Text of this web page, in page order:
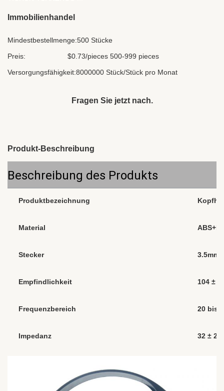
Immobilienhandel
Mindestbestellmenge:500 Stücke
Preis:
$0.73/pieces 500-999 pieces
Versorgungsfähigkeit:8000000 Stück/Stück pro Monat
Fragen Sie jetzt nach.
Produkt-Beschreibung
Beschreibung des Produkts
Produktbezeichnung
Material
Stecker 3.5mm,
Empfindlichkeit 104 ±
Frequenzbereich 20 bis
Impedanz 32 ± 2Ω